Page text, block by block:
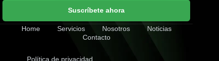
Suscríbete ahora
Home Servicios Nosotros
Noticias
Contacto
Política de privacidad